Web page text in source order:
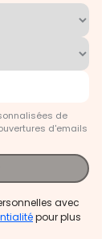
de
d'emails
avec
pour plus